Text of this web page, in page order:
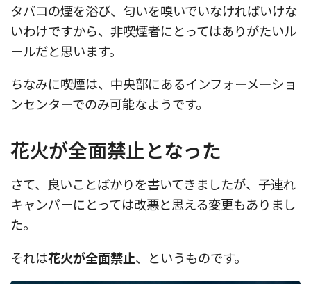
タバコの煙を浴び、匂いを嗅いでいなければいけな
いわけですから、非喫煙者にとってはありがたいル
ールだと思います。
ちなみに喫煙は、中央部にあるインフォーメーショ
ンセンターでのみ可能なようです。
花火が全面禁止となった
さて、良いことばかりを書いてきましたが、子連れ
キャンパーにとっては改悪と思える変更もありまし
た。
それは花火が全面禁止、というものです。